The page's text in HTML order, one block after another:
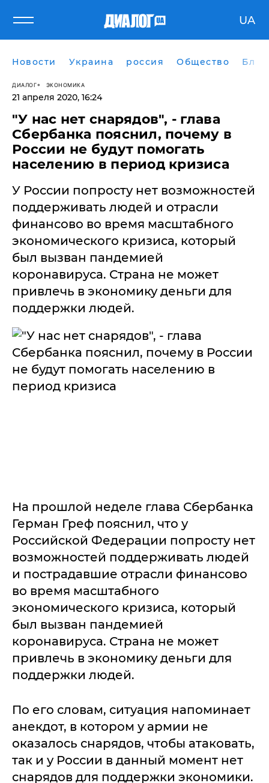
UA
Новости Украина россия Общество
ДИАЛОГ ЭКОНОМИКА
21 апреля 2020, 16:24
"У нас нет снарядов", - глава
Сбербанка пояснил, почему в
России не будут помогать
населению в период кризиса
У России попросту нет возможностей
поддерживать людей и отрасли
финансово во время масштабного
экономического кризиса, который
был вызван пандемией
коронавируса. Страна не может
привлечь в экономику деньги для
поддержки людей.
На прошлой неделе глава Сбербанка
Герман Греф пояснил, что у
Российской Федерации попросту нет
возможностей поддерживать людей
и пострадавшие отрасли финансово
во время масштабного
экономического кризиса, который
был вызван пандемией
коронавируса. Страна не может
привлечь в экономику деньги для
поддержки людей.
По его словам, ситуация напоминает
анекдот, в котором у армии не
оказалось снарядов, чтобы атаковать,
так и у России в данный момент нет
снарядов для поддержки экономики.